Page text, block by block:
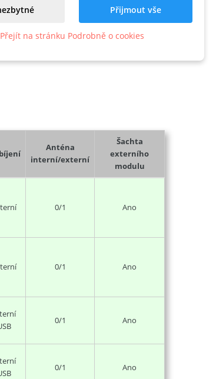
Anténa
interní/externí
Šachta
externího
modulu
0/1 Ano
0/1 Ano
0/1 Ano
0/1 Ano
Přijmout vše
Přejít na stránku Podrobně o cookies